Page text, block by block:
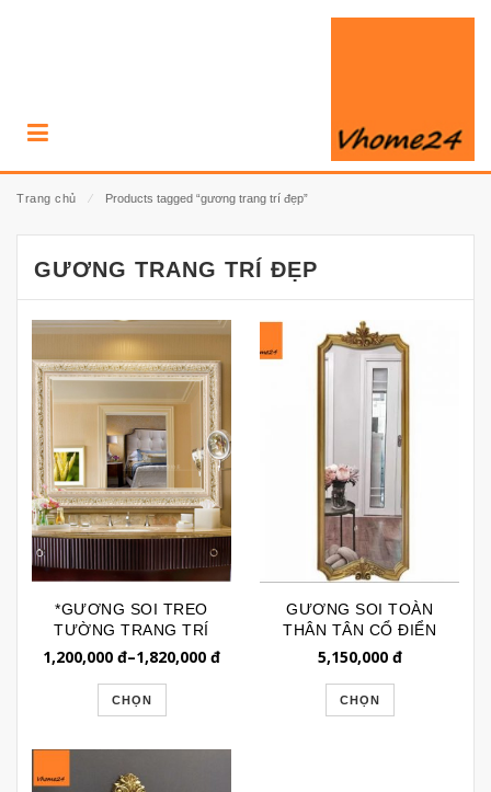
Trang chủ ⁄ Products tagged “gương trang trí đẹp”
GƯƠNG TRANG TRÍ ĐẸP
*GƯƠNG SOI TREO
TƯỜNG TRANG TRÍ
BL228
1,200,000 đ–1,820,000 đ
CHỌN
GƯƠNG SOI TOÀN
THÂN TÂN CỔ ĐIỂN
CHỮ NHẬT VẠT GÓC
5,150,000đ
CHỌN